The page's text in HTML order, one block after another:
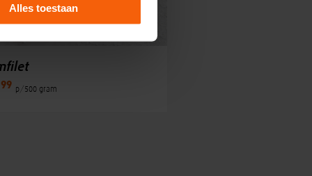
Alles toestaan
99 p/500 gram